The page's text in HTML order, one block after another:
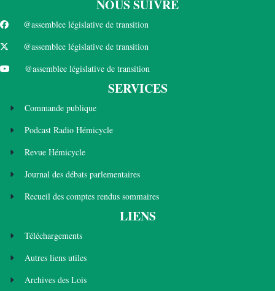
NOUS SUIVRE
@assemblee législative de transition
@assemblee législative de transition
@assemblee législative de transition
SERVICES
Commande publique
Podcast Radio Hémicycle
Revue Hémicycle
Journal des débats parlementaires
Recueil des comptes rendus sommaires
LIENS
Téléchargements
Autres liens utiles
Archives des Lois